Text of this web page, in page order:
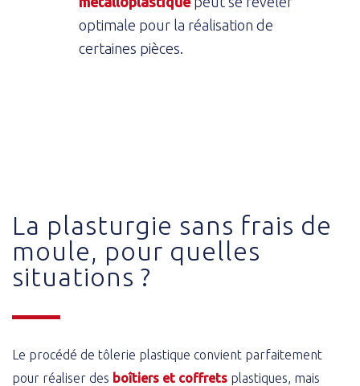
optimale pour la réalisation de
certaines pièces.
La plasturgie sans frais de
moule, pour quelles
situations ?
Le procédé de tôlerie plastique convient parfaitement
pour réaliser des boîtiers et coffrets plastiques, mais